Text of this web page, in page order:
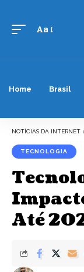
Font
Aa
Home Brasil
NOTÍCIAS DA INTERNET
TECNOLOGIA
Até